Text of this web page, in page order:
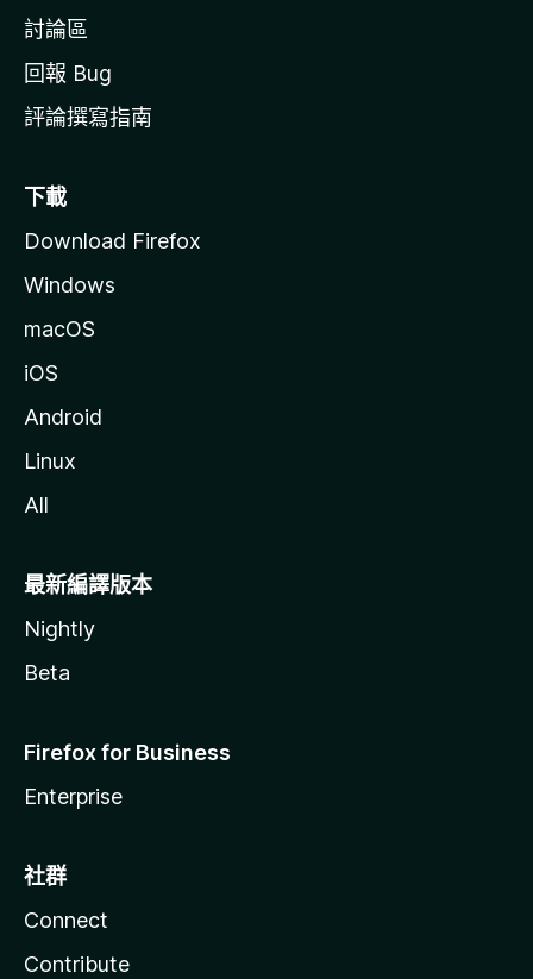
討論區
回報 Bug
評論撰寫指南
下載
Download Firefox
Windows
macOS
iOS
Android
Linux
All
最新編譯版本
Nightly
Beta
Firefox for Business
Enterprise
社群
Connect
Contribute